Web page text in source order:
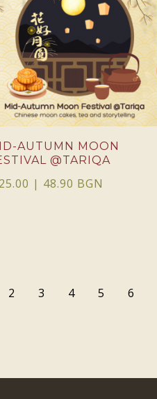
ОЩЕ
AUTUMN MOON
@TARIQA
25.00 | 48.90 BGN
2 3 4 5 6